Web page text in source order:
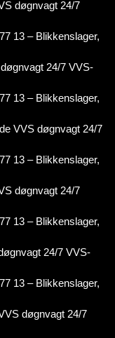
døgnvagt 24/7
13 – Blikkenslager,
24/7 VVS-
13 – Blikkenslager,
VVS døgnvagt 24/7
13 – Blikkenslager,
døgnvagt 24/7
13 – Blikkenslager,
24/7 VVS-
13 – Blikkenslager,
døgnvagt 24/7